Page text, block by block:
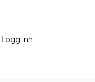
Logg inn